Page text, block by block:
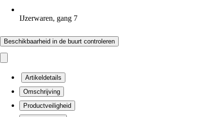
IJzerwaren, gang 7
Beschikbaarheid in de buurt controleren
Artikeldetails
Omschrijving
Productveiligheid